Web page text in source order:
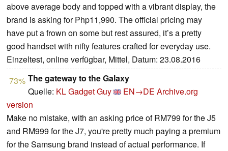
above average body and topped with a vibrant display, the
brand is asking for Php11,990. The official pricing may
have put a frown on some but rest assured, it’s a pretty
good handset with nifty features crafted for everyday use.
Einzeltest, online verfügbar, Mittel, Datum: 23.08.2016
73% The gateway to the Galaxy
Quelle: KL Gadget Guy EN→DE Archive.org
version
Make no mistake, with an asking price of RM799 for the J5
and RM999 for the J7, you're pretty much paying a premium
for the Samsung brand instead of actual performance. If